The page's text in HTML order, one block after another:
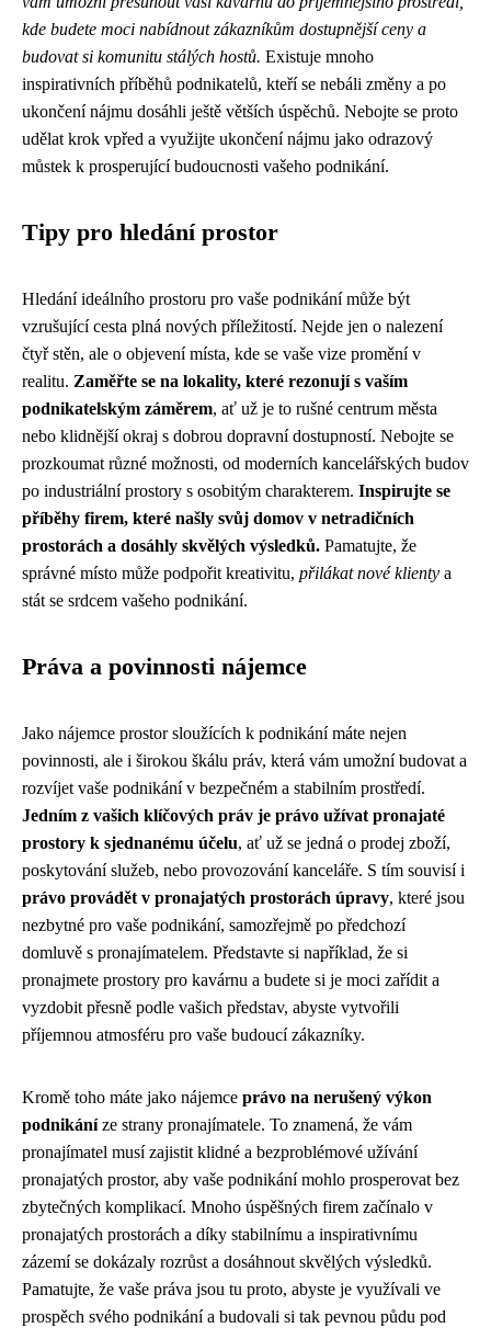
kde budete moci nabídnout zákazníkům dostupnější ceny a
budovat si komunitu stálých hostů. Existuje mnoho
inspirativních příběhů podnikatelů, kteří se nebáli změny a po
ukončení nájmu dosáhli ještě větších úspěchů. Nebojte se proto
udělat krok vpřed a využijte ukončení nájmu jako odrazový
můstek k prosperující budoucnosti vašeho podnikání.
Tipy pro hledání prostor
Hledání ideálního prostoru pro vaše podnikání může být
vzrušující cesta plná nových příležitostí. Nejde jen o nalezení
čtyř stěn, ale o objevení místa, kde se vaše vize promění v
realitu. Zaměřte se na lokality, které rezonují s vaším
podnikatelským záměrem, ať už je to rušné centrum města
nebo klidnější okraj s dobrou dopravní dostupností. Nebojte se
prozkoumat různé možnosti, od moderních kancelářských budov
po industriální prostory s osobitým charakterem. Inspirujte se
příběhy firem, které našly svůj domov v netradičních
prostorách a dosáhly skvělých výsledků. Pamatujte, že
správné místo může podpořit kreativitu, přilákat nové klienty a
stát se srdcem vašeho podnikání.
Práva a povinnosti nájemce
Jako nájemce prostor sloužících k podnikání máte nejen
povinnosti, ale i širokou škálu práv, která vám umožní budovat a
rozvíjet vaše podnikání v bezpečném a stabilním prostředí.
Jedním z vašich klíčových práv je právo užívat pronajaté
prostory k sjednanému účelu, ať už se jedná o prodej zboží,
poskytování služeb, nebo provozování kanceláře. S tím souvisí i
právo provádět v pronajatých prostorách úpravy, které jsou
nezbytné pro vaše podnikání, samozřejmě po předchozí
domluvě s pronajímatelem. Představte si například, že si
pronajmete prostory pro kavárnu a budete si je moci zařídit a
vyzdobit přesně podle vašich představ, abyste vytvořili
příjemnou atmosféru pro vaše budoucí zákazníky.
Kromě toho máte jako nájemce právo na nerušený výkon
podnikáníze strany pronajímatele. To znamená, že vám
pronajímatel musí zajistit klidné a bezproblémové užívání
pronajatých prostor, aby vaše podnikání mohlo prosperovat bez
zbytečných komplikací. Mnoho úspěšných firem začínalo v
pronajatých prostorách a díky stabilnímu a inspirativnímu
zázemí se dokázaly rozrůst a dosáhnout skvělých výsledků.
Pamatujte, že vaše práva jsou tu proto, abyste je využívali ve
prospěch svého podnikání a budovali si tak pevnou půdu pod